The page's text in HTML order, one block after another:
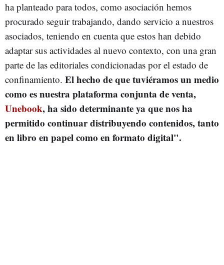
ha planteado para todos, como asociación hemos
procurado seguir trabajando, dando servicio a nuestros
asociados, teniendo en cuenta que estos han debido
adaptar sus actividades al nuevo contexto, con una gran
parte de las editoriales condicionadas por el estado de
confinamiento. El hecho de que tuviéramos un medio
como es nuestra plataforma conjunta de venta,
Unebook, ha sido determinante ya que nos ha
permitido continuar distribuyendo contenidos, tanto
en libro en papel como en formato digital".